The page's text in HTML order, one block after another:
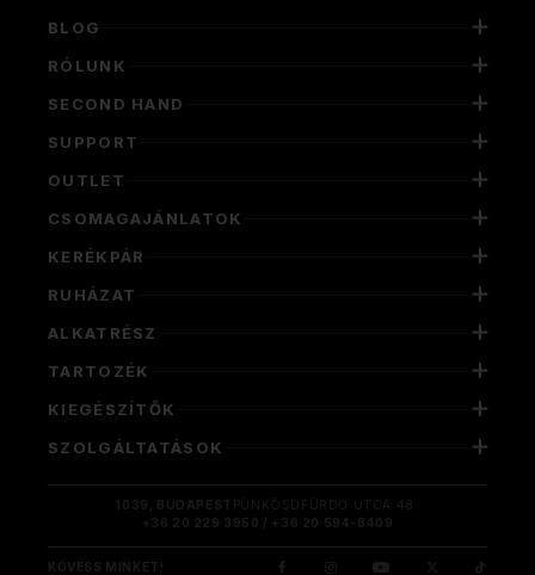
BLOG
RÓLUNK
SECOND HAND
SUPPORT
OUTLET
CSOMAGAJÁNLATOK
KERÉKPÁR
RUHÁZAT
ALKATRÉSZ
TARTOZÉK
KIEGÉSZÍTŐK
SZOLGÁLTATÁSOK
1039, BUDAPEST
PÜNKÖSDFÜRDŐ UTCA 48.
+36 20 229 3950 / +36 20 594-8409
KÖVESS MINKET!